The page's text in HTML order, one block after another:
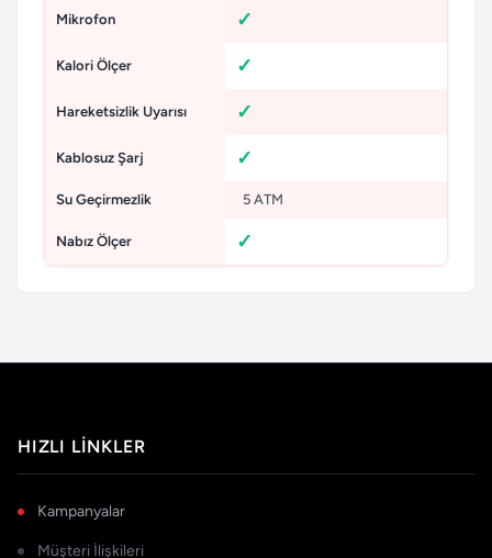
Mikrofon
Kalori Ölçer
Hareketsizlik Uyarısı
Kablosuz Şarj
Su Geçirmezlik 5 ATM
Nabız Ölçer
HIZLI LINKLER
Kampanyalar
Müşteri İlişkileri